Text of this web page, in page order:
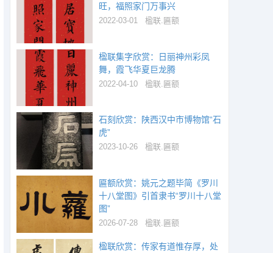
旺，福照家门万事兴
2022-03-01 楹联.匾额
楹联集字欣赏：日丽神州彩凤
舞，霞飞华夏巨龙腾
2022-04-10 楹联.匾额
石刻欣赏：陕西汉中市博物馆“石
虎”
2023-10-26 楹联.匾额
匾额欣赏：姚元之题毕简《罗川
十八堂图》引首隶书“罗川十八堂
图”
2026-07-28 楹联.匾额
楹联欣赏：传家有道惟存厚，处